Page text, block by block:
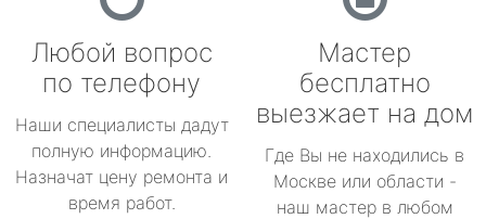
Любой вопрос
по телефону
Наши специалисты дадут
полную информацию.
Назначат цену ремонта и
время работ.
Мастер
бесплатно
выезжает на дом
Где Вы не находились в
Москве или области -
наш мастер в любом